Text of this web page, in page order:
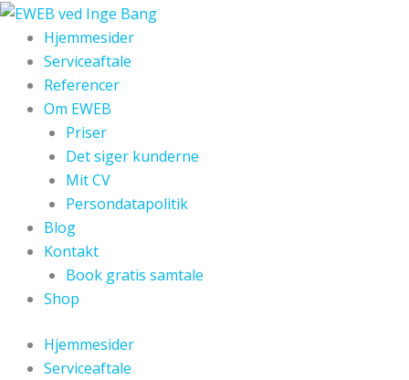
Gå
indholdet
Hjemmesider
Serviceaftale
Referencer
Om EWEB
Priser
Det siger kunderne
Mit CV
Persondatapolitik
Blog
Kontakt
Book gratis samtale
Shop
Hjemmesider
Serviceaftale